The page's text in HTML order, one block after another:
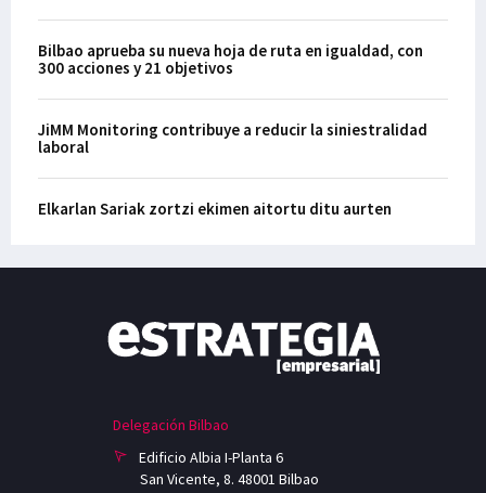
Bilbao aprueba su nueva hoja de ruta en igualdad, con
300 acciones y 21 objetivos
JiMM Monitoring contribuye a reducir la siniestralidad
laboral
Elkarlan Sariak zortzi ekimen aitortu ditu aurten
Delegación Bilbao
Edificio Albia I-Planta 6
San Vicente, 8. 48001 Bilbao